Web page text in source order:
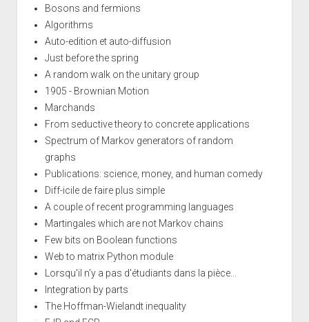
Bosons and fermions
Algorithms
Auto-edition et auto-diffusion
Just before the spring
A random walk on the unitary group
1905 - Brownian Motion
Marchands
From seductive theory to concrete applications
Spectrum of Markov generators of random
graphs
Publications: science, money, and human comedy
Diff-icile de faire plus simple
A couple of recent programming languages
Martingales which are not Markov chains
Few bits on Boolean functions
Web to matrix Python module
Lorsqu'il n'y a pas d'étudiants dans la pièce...
Integration by parts
The Hoffman-Wielandt inequality